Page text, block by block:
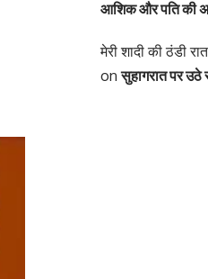
आशिक और पति की
मेरी शादी की ठंडी
onसुहागरात पर उठे